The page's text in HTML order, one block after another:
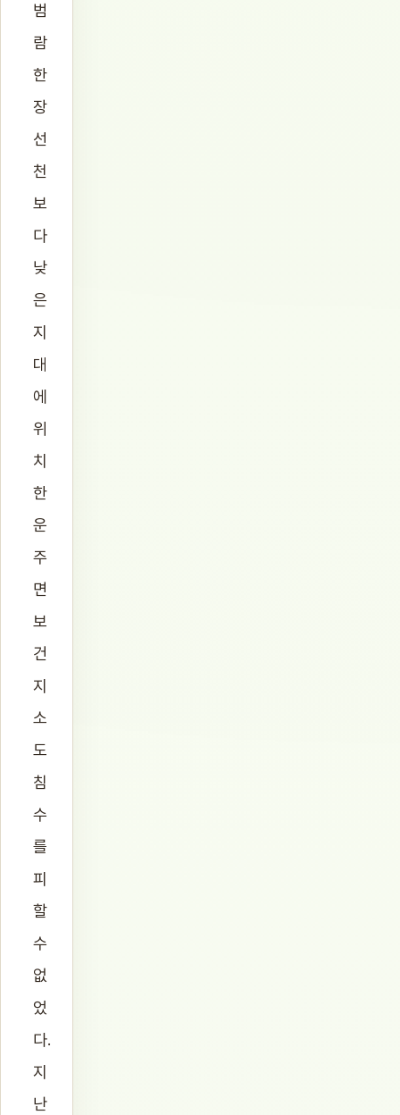
범
람
한
장
선
천
보
다
낮
은
지
대
에
위
치
한
운
주
면
보
건
지
소
도
침
수
를
피
할
수
없
었
다.
지
난